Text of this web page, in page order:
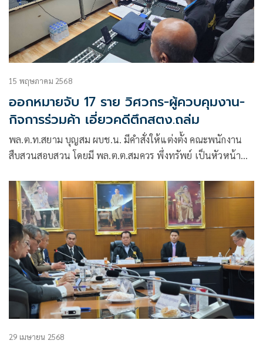
15 พฤษภาคม 2568
ออกหมายจับ 17 ราย วิศวกร-ผู้ควบคุมงาน-
กิจการร่วมค้า เอี่ยวคดีตึกสตง.ถล่ม
พล.ต.ท.สยาม บุญสม ผบช.น. มีคำสั่งให้แต่งตั้ง คณะพนักงาน
สืบสวนสอบสวน โดยมี พล.ต.ต.สมควร พึ่งทรัพย์ เป็นหัวหน้า
และ พล.ต.ต.นพศิลป์ พูลสวัสดิ์ เป็นรองหัวหน้าคณะพนักงาน
สืบสวนสอบสวนเพื่อให้ทำการสอบสวนในคดีดังกล่าว
29 เมษายน 2568